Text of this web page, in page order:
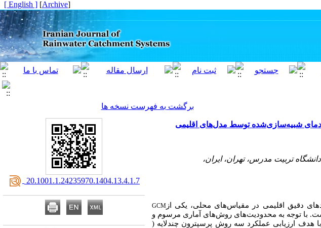
[
Archive
]
[ English ]
برگشت به فهرست نسخه ها
دمای شبیه‌سازی‌شده توسط مدل‌های اقلیمی
تربیت مدرس، تهران، ایران،
GCM دقیق اقلیمی در مقیاس‌های محلی، یکی از
با توجه به محدودیت‌های روش‌های آماری مرسوم و
هدف ارزیابی عملکرد سه روش پرسپترون چندلایه (
‎ 20.1001.1.24235970.1404.13.4.1.7